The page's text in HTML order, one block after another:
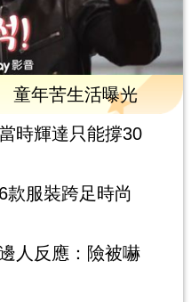
童年苦生活曝光
時輝達只能撐30
服裝跨足時尚
人反應：險被嚇